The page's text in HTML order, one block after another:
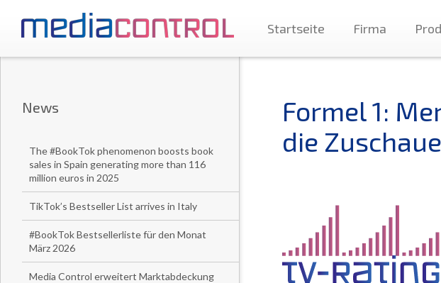
Startseite Firma
News
The #BookTok phenomenon boosts book
sales in Spain generating more than 116
million euros in 2025
TikTok’s Bestseller List arrives in Italy
#BookTok Bestsellerliste für den Monat
März 2026
Media Control erweitert Marktabdeckung
Formel 1:
die